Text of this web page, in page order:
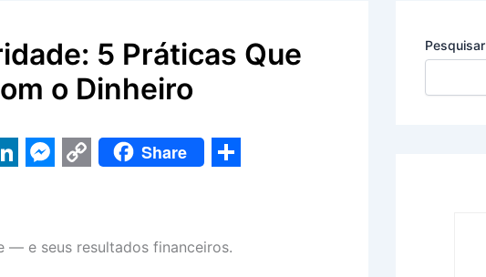
5 Práticas Que
o Dinheiro
s
p
Share
a
— e seus resultados financeiros.
Pesquisar